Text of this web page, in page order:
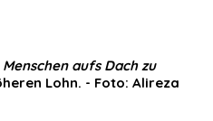
aufs Dach zu
Lohn. - Foto: Alireza